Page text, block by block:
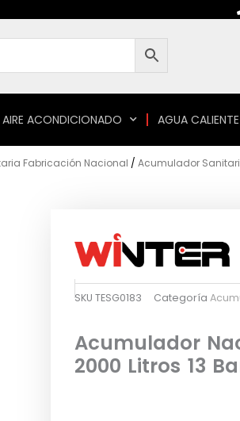
AIRE ACONDICIONADO AGUA
Fabricación Nacional / Acumulador
SKU TESG0183 Categoría
Acumulador
2000 Litros 13